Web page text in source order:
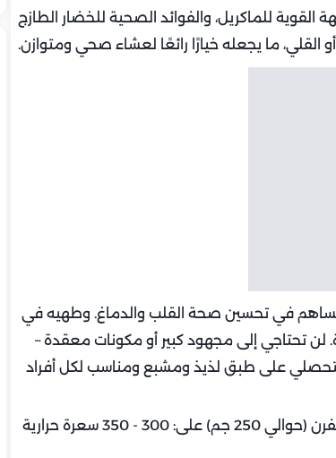
للماكريل، والفوائد الصحية للخضار الطازج
القلي، ما يجعله خيارًا رائعًا لعشاء صحي ومتوازن.
الغنية بالأحماض الدهنية "أوميجا 3"، والتي تساهم في تحسين صحة القلب والدماغ. وطهيه في
لن تحتاجي إلى مجهود كبير أو مكونات معقدة –
على طبق لذيذ ومشبع ومناسب لكل أفراد
سعرة حرارية